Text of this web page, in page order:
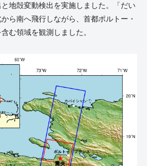
地殻変動検出を実施しました。「だい
ら南へ飛行しながら、首都ポルトー・
む領域を観測しました。